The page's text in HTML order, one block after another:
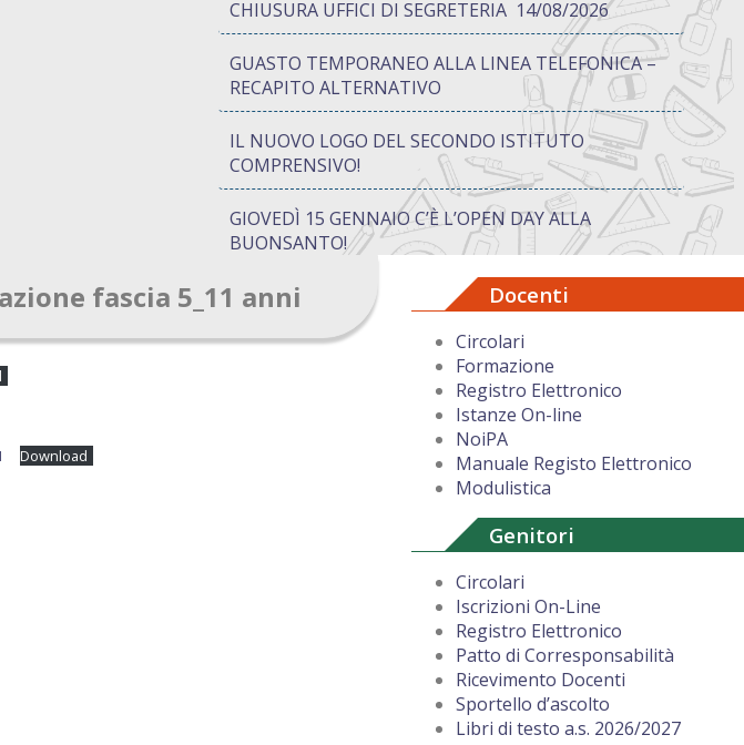
CHIUSURA UFFICI DI SEGRETERIA 14/08/2026
GUASTO TEMPORANEO ALLA LINEA TELEFONICA –
RECAPITO ALTERNATIVO
IL NUOVO LOGO DEL SECONDO ISTITUTO
COMPRENSIVO!
GIOVEDÌ 15 GENNAIO C’È L’OPEN DAY ALLA
BUONSANTO!
PON “ATTIVA…MENTE” TRA CREATIVITÀ E GIOCO:
QUANDO IMPARARE DIVENTA UN’AVVENTURA
AUGURI DI BUON NATALE DAL DIRIGENTE
fascia 5_11 anni
Download
Docenti
Circolari
Formazione
Registro Elettronico
Istanze On-line
NoiPA
Manuale Registo Elettronico
Modulistica
Genitori
Circolari
Iscrizioni On-Line
Registro Elettronico
Patto di Corresponsabilità
Ricevimento Docenti
Sportello d’ascolto
Libri di testo a.s. 2026/2027